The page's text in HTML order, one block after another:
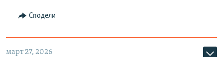
Сподели
март 27, 2026